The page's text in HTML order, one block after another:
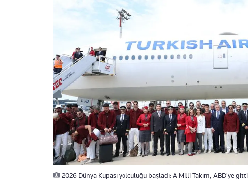
2026 Dünya Kupası yolculuğu başladı: A Milli Takım, ABD'ye gitti